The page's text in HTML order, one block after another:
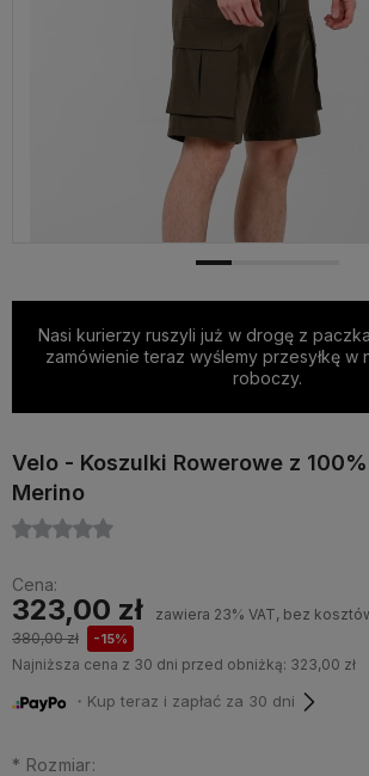
Nasi kurierzy ruszyli już w drogę z
zamówienie teraz wyślemy przesyłkę w
roboczy.
Velo - Koszulki Rowerowe z 100%
Merino
Cena:
323,00 zł
zawiera 23% VAT, bez
380,00 zł
-15%
Najniższa cena z 30 dni przed obniżką: 323,00 zł
・Kup teraz i zapłać za 30 dni
* Rozmiar: